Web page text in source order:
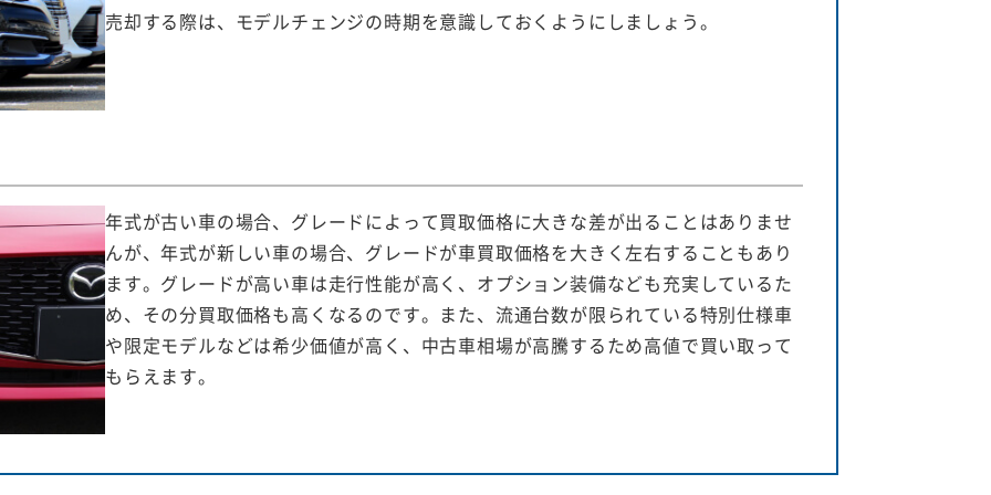
売却する際は、モデルチェンジの時期を意識しておくようにしましょう。
年式が古い車の場合、グレードによって買取価格に大きな差が出ることはありませ
んが、年式が新しい車の場合、グレードが車買取価格を大きく左右することもあり
ます。グレードが高い車は走行性能が高く、オプション装備なども充実しているた
め、その分買取価格も高くなるのです。また、流通台数が限られている特別仕様車
や限定モデルなどは希少価値が高く、中古車相場が高騰するため高値で買い取って
もらえます。